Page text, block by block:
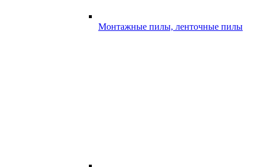
Монтажные пилы, ленточные пилы